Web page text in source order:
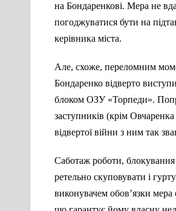
на Бондаренкові. Мера не
погоджуватися бути на
керівника міста.
Але, схоже, переломним
Бондаренко відверто
блоком ОЗУ «Торпеди».
заступників (крім
відвертої війни з ним так
Саботаж роботи, блокування
ретельно скуповувати і
виконувачем обов’язки